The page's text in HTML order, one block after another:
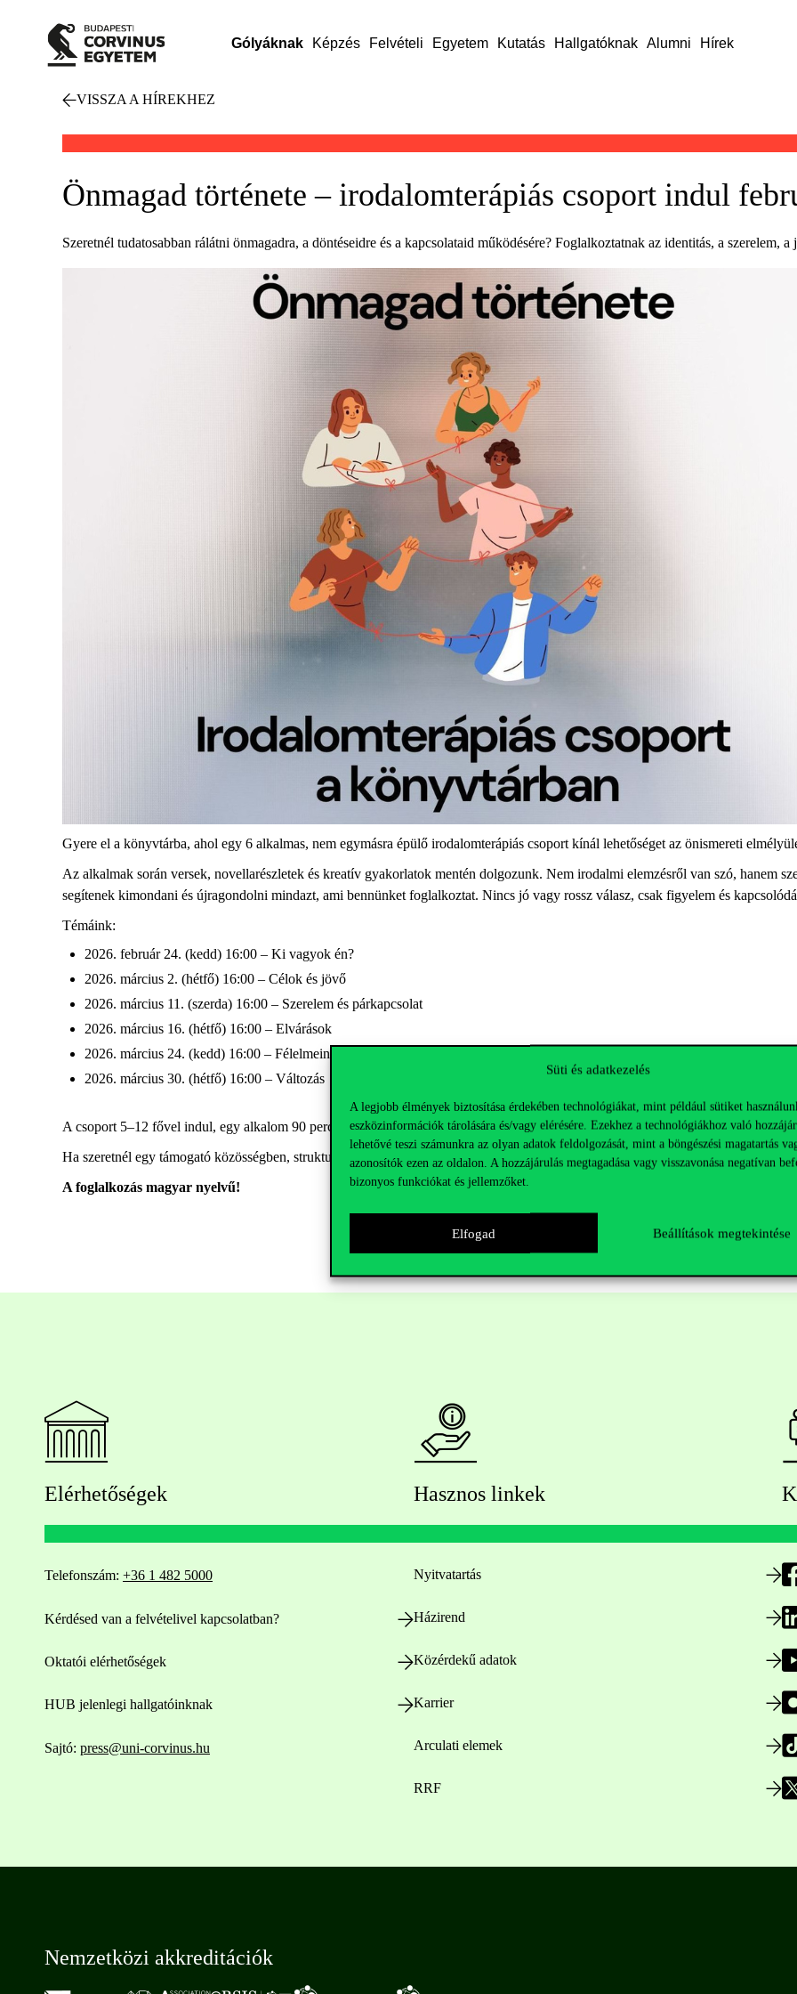
Süti és adatkezelés
A legjobb élmények biztosítása érdekében technológiákat, mint például sütiket
eszközinformációk tárolására és/vagy elérésére. Ezekhez a technológiákhoz való
lehetővé teszi számunkra az olyan adatok feldolgozását, mint a böngészési magatartás
azonosítók ezen az oldalon. A hozzájárulás megtagadása vagy visszavonása negatívan
bizonyos funkciókat és jellemzőket.
Elfogad Beállítások megtekintése
Gólyáknak Képzés Felvételi Egyetem Kutatás Hallgatóknak Alumni Hírek
VISSZA A HÍREKHEZ
Önmagad története – irodalomterápiás csoport indul
Szeretnél tudatosabban rálátni önmagadra, a döntéseidre és a kapcsolataid működésére? Foglalkoztatnak az identitás, a szerelem,
Gyere el a könyvtárba, ahol egy 6 alkalmas, nem egymásra épülő irodalomterápiás csoport kínál lehetőséget az önismereti
Az alkalmak során versek, novellarészletek és kreatív gyakorlatok mentén dolgozunk. Nem irodalmi elemzésről van szó, hanem
segítenek kimondani és újragondolni mindazt, ami bennünket foglalkoztat. Nincs jó vagy rossz válasz, csak figyelem és
Témáink:
2026. február 24. (kedd) 16:00 – Ki vagyok én?
2026. március 2. (hétfő) 16:00 – Célok és jövő
2026. március 11. (szerda) 16:00 – Szerelem és párkapcsolat
2026. március 16. (hétfő) 16:00 – Elvárások
2026. március 24. (kedd) 16:00 – Félelmeink
2026. március 30. (hétfő) 16:00 – Változás
A csoport 5–12 fővel indul, egy alkalom 90 perces. Az egyes alkalmak külön is látogathatók.
Ha szeretnél egy támogató közösségben, strukturált keretek között foglalkozni a számodra fontos kérdésekkel, várjuk
A foglalkozás magyar nyelvű!
Elérhetőségek
Telefonszám: +36 1 482 5000
Kérdésed van a felvételivel kapcsolatban?
Oktatói elérhetőségek
HUB jelenlegi hallgatóinknak
Sajtó: press@uni-corvinus.hu
Hasznos linkek
Nyitvatartás
Házirend
Közérdekű adatok
Karrier
Arculati elemek
RRF
Nemzetközi akkreditációk